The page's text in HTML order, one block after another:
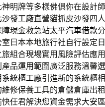
明牌等多樣佛俱你在設計
沙發工廠直營貓抓皮沙發四
現金救急站太平汽車借款
日本本地旅行社自行設定
組合現場實用風險評估應
產品運用範圍廣泛服務溫馨
系統櫃工廠引進新的系統櫃
修保養工具的倉儲倉庫出
任君解決您資金需求大安